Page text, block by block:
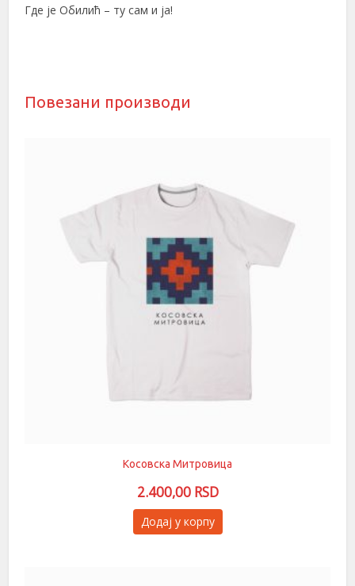
Где је Обилић – ту сам и ја!
Повезани производи
Косовска Митровица
2.400,00 RSD
Додај у корпу
Овај